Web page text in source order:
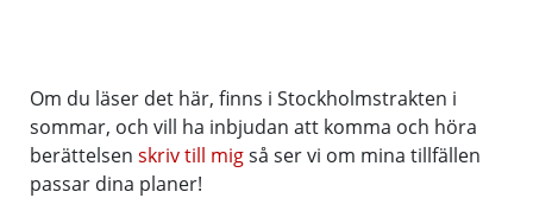
Om du läser det här, finns i Stockholmstrakten i
sommar, och vill ha inbjudan att komma och höra
berättelsen skriv till migså ser vi om mina tillfällen
passar dina planer!